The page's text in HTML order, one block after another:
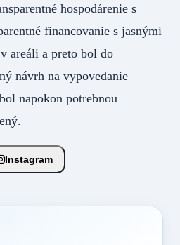
hospodárenie s
financovanie s jasnými
areáli a preto bol do
návrh na vypovedanie
napokon potrebnou
Instagram